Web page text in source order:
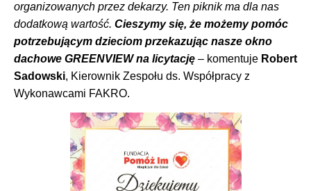
organizowanych przez dekarzy. Ten piknik ma dla nas
dodatkową wartość. Cieszymy się, że możemy pomóc
potrzebującym dzieciom przekazując nasze okno
dachowe GREENVIEW na licytację – komentuje Robert
Sadowski, Kierownik Zespołu ds. Współpracy z
Wykonawcami FAKRO.